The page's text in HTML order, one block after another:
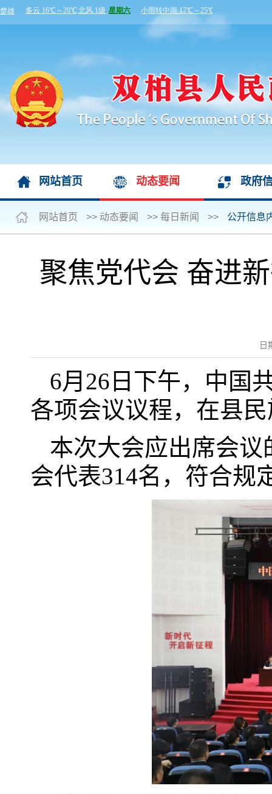
网站首页 动态要闻 政府
网站首页 >> 动态要闻 >> 每日新闻 >> 公开信息
聚焦党代会 奋进
日
6月26日下午，中国
各项会议议程，在县
本次大会应出席会议
会代表314名，符合规